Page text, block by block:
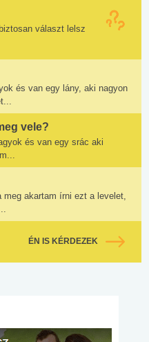
választ lelsz
és van egy lány, aki nagyon
vele?
és van egy srác aki
meg akartam írni ezt a levelet,
ÉN IS KÉRDEZEK